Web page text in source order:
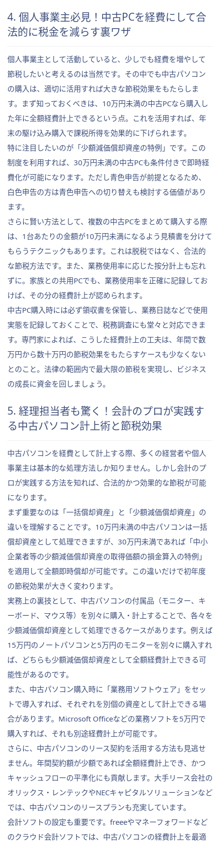
4. 個人事業主必見！中古PCを経費にして合
法的に税金を減らす裏ワザ
個人事業主として活動していると、少しでも経費を増やして
節税したいと考えるのは当然です。その中でも中古パソコン
の購入は、適切に活用すれば大きな節税効果をもたらしま
す。まず知っておくべきは、10万円未満の中古PCなら購入し
た年に全額経費計上できるという点。これを活用すれば、年
末の駆け込み購入で課税所得を効果的に下げられます。
特に注目したいのが「少額減価償却資産の特例」です。この
制度を利用すれば、30万円未満の中古PCも条件付きで即時経
費化が可能になります。ただし青色申告が前提となるため、
白色申告の方は青色申告への切り替えも検討する価値があり
ます。
さらに賢い方法として、複数の中古PCをまとめて購入する際
は、1台あたりの金額が10万円未満になるよう見積書を分けて
もらうテクニックもあります。これは脱税ではなく、合法的
な節税方法です。また、業務使用率に応じた按分計上も忘れ
ずに。家族との共用PCでも、業務使用率を正確に記録してお
けば、その分の経費計上が認められます。
中古PC購入時には必ず領収書を保管し、業務日誌などで使用
実態を記録しておくことで、税務調査にも堂々と対応できま
す。専門家によれば、こうした経費計上の工夫は、年間で数
万円から数十万円の節税効果をもたらすケースも少なくない
とのこと。法律の範囲内で最大限の節税を実現し、ビジネス
の成長に資金を回しましょう。
5. 経理担当者も驚く！会計のプロが実践す
る中古パソコン計上術と節税効果
中古パソコンを経費として計上する際、多くの経営者や個人
事業主は基本的な処理方法しか知りません。しかし会計のプ
ロが実践する方法を知れば、合法的かつ効果的な節税が可能
になります。
まず重要なのは「一括償却資産」と「少額減価償却資産」の
違いを理解することです。10万円未満の中古パソコンは一括
償却資産として処理できますが、30万円未満であれば「中小
企業者等の少額減価償却資産の取得価額の損金算入の特例」
を適用して全額即時償却が可能です。この違いだけで初年度
の節税効果が大きく変わります。
実務上の裏技として、中古パソコンの付属品（モニター、キ
ーボード、マウス等）を別々に購入・計上することで、各々を
少額減価償却資産として処理できるケースがあります。例えば
15万円のノートパソコンと5万円のモニターを別々に購入すれ
ば、どちらも少額減価償却資産として全額経費計上できる可
能性があるのです。
また、中古パソコン購入時に「業務用ソフトウェア」をセッ
トで導入すれば、それぞれを別個の資産として計上できる場
合があります。Microsoft Officeなどの業務ソフトを5万円で
購入すれば、それも別途経費計上が可能です。
さらに、中古パソコンのリース契約を活用する方法も見逃せ
ません。年間契約額が少額であれば全額経費計上でき、かつ
キャッシュフローの平準化にも貢献します。大手リース会社の
オリックス・レンテックやNECキャピタルソリューションなど
では、中古パソコンのリースプランも充実しています。
会計ソフトの設定も重要です。freeeやマネーフォワードなど
のクラウド会計ソフトでは、中古パソコンの経費計上を最適